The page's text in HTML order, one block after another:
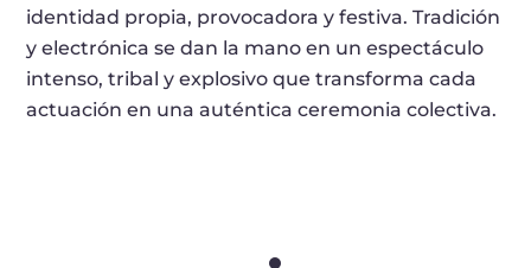
identidad propia, provocadora y festiva. Tradición
y electrónica se dan la mano en un espectáculo
intenso, tribal y explosivo que transforma cada
actuación en una auténtica ceremonia colectiva.